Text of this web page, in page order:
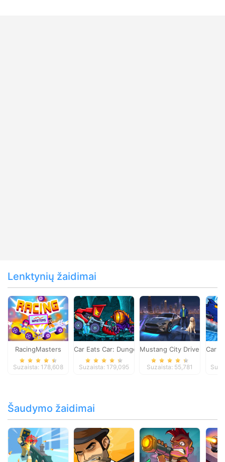
Lenktynių žaidimai
RacingMasters
Suzaista: 178,608
Car Eats Car: Dungeon Adventure
Suzaista: 179,095
Mustang City Driver
Suzaista: 55,781
Car
Šaudymo žaidimai